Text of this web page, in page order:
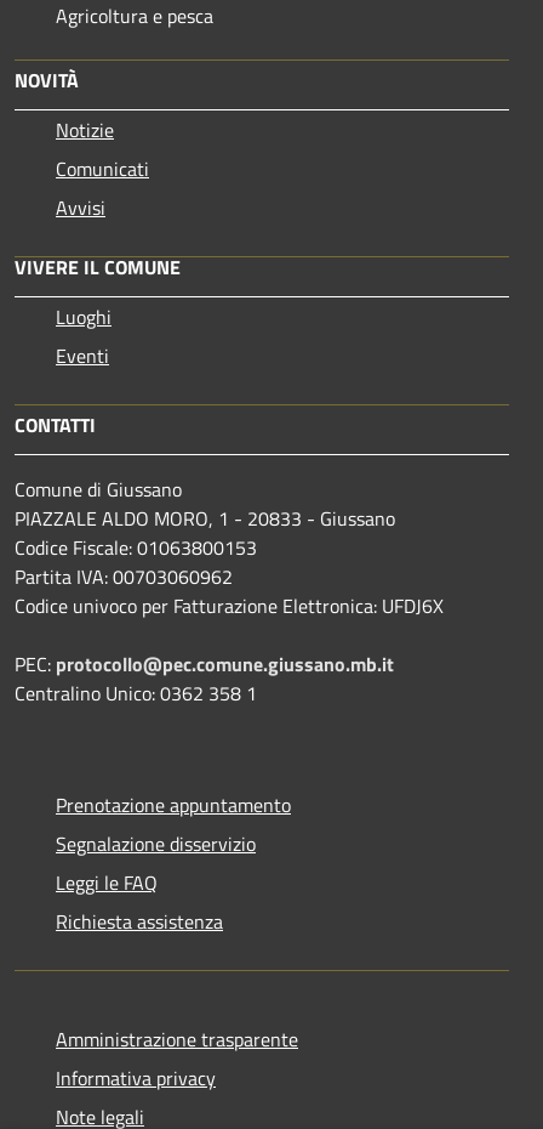
Agricoltura e pesca
NOVITÀ
Notizie
Comunicati
Avvisi
VIVERE IL COMUNE
Luoghi
Eventi
CONTATTI
Comune di Giussano
PIAZZALE ALDO MORO, 1 - 20833 - Giussano
Codice Fiscale: 01063800153
Partita IVA: 00703060962
Codice univoco per Fatturazione Elettronica: UFDJ6X
PEC: protocollo@pec.comune.giussano.mb.it
Centralino Unico: 0362 358 1
Prenotazione appuntamento
Segnalazione disservizio
Leggi le FAQ
Richiesta assistenza
Amministrazione trasparente
Informativa privacy
Note legali